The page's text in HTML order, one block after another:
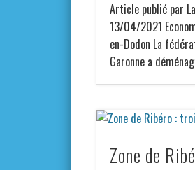
Article publié par
13/04/2021
en-Dodon La
Garonne a
Zone de